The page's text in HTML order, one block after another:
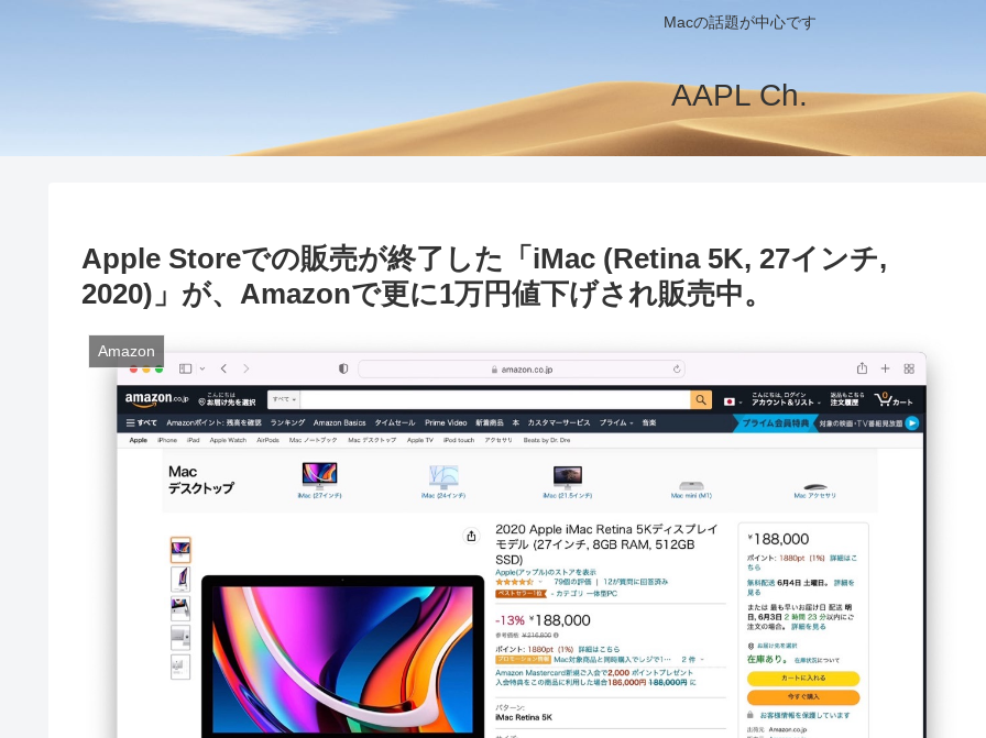
Macの話題が中心です
AAPL Ch.
Apple Storeでの販売が終了した「iMac (Retina 5K, 27インチ,
2020)」が、Amazonで更に1万円値下げされ販売中。
Amazon